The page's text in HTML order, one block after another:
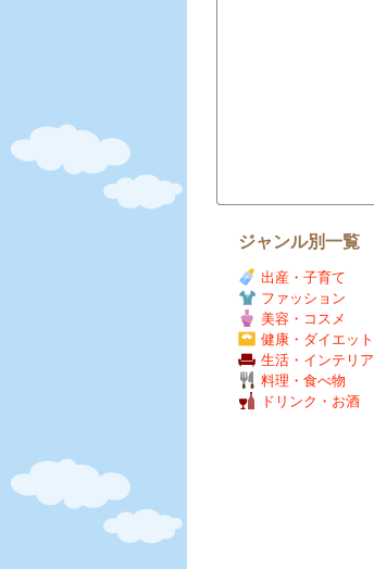
ジャンル別一覧
出産・子育て
ファッション
美容・コスメ
健康・ダイエット
生活・インテリア
料理・食べ物
ドリンク・お酒